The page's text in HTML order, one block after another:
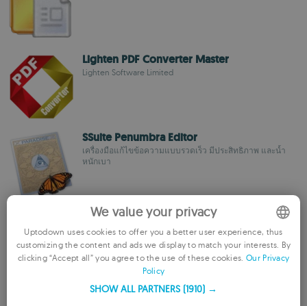
Lighten PDF Converter Master
Lighten Software Limited
SSuite Penumbra Editor
เครื่องมือแก้ไขข้อความแบบรวดเร็ว มีประสิทธิภาพ และน้ำ
หนักเบา
SSuite Spell Checker
ตรวจสอบการสะกดคำได้อย่างรวดเร็วและมีประสิทธิภาพ
All PDF Converter
ENGLISH
We value your privacy
Uptodown uses cookies to offer you a better user experience, thus
customizing the content and ads we display to match your interests. By
clicking “Accept all” you agree to the use of these cookies. Our Privacy
Policy
SHOW ALL PARTNERS (1910) →